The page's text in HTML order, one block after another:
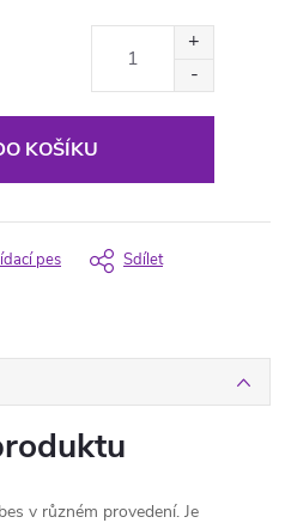
KOŠÍKU
pes Sdílet
v různém provedení. Je